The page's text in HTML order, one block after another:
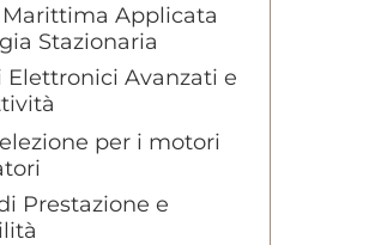
Applicata
Stazionaria
Elettronici Avanzati e
per i motori
Prestazione e